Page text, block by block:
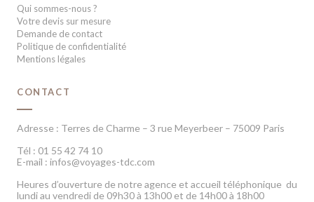
Qui sommes-nous ?
Votre devis sur mesure
Demande de contact
Politique de confidentialité
Mentions légales
CONTACT
Adresse : Terres de Charme – 3 rue Meyerbeer – 75009 Paris
Tél : 01 55 42 74 10
E-mail : infos@voyages-tdc.com
Heures d’ouverture de notre agence et accueil téléphonique du
lundi au vendredi de 09h30 à 13h00 et de 14h00 à 18h00